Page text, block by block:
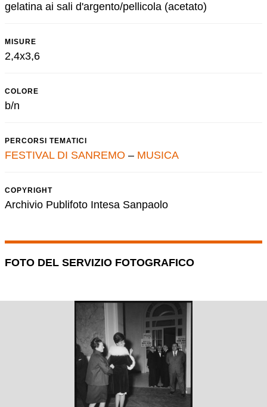
gelatina ai sali d'argento/pellicola (acetato)
MISURE
2,4x3,6
COLORE
b/n
PERCORSI TEMATICI
FESTIVAL DI SANREMO – MUSICA
COPYRIGHT
Archivio Publifoto Intesa Sanpaolo
FOTO DEL SERVIZIO FOTOGRAFICO